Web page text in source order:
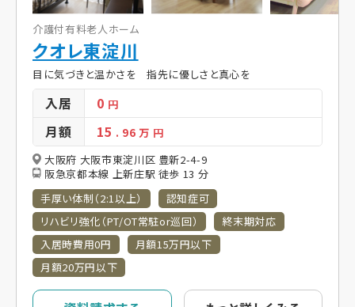
介護付有料老人ホーム
クオレ東淀川
目に気づきと温かさを 指先に優しさと真心を
入居 0 円
月額 15 . 96万 円
大阪府 大阪市東淀川区 豊新2-4-9
阪急京都本線 上新庄駅 徒歩 13 分
手厚い体制（2:1以上）
認知症可
リハビリ強化（PT/OT常駐or巡回）
終末期対応
入居時費用0円
月額15万円以下
月額20万円以下